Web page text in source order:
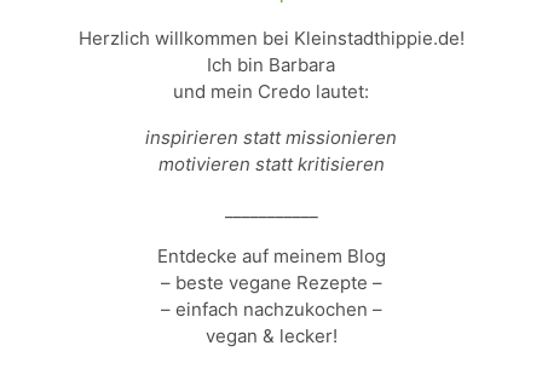
Herzlich willkommen bei Kleinstadthippie.de!
Ich bin Barbara
und mein Credo lautet:
inspirieren statt missionieren
motivieren statt kritisieren
Entdecke auf meinem Blog
– beste vegane Rezepte –
– einfach nachzukochen –
vegan & lecker!